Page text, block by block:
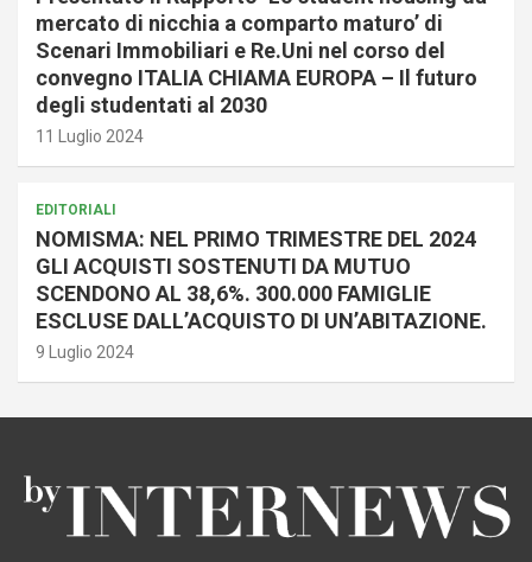
mercato di nicchia a comparto maturo’ di
Scenari Immobiliari e Re.Uni nel corso del
convegno ITALIA CHIAMA EUROPA – Il futuro
degli studentati al 2030
11 Luglio 2024
EDITORIALI
NOMISMA: NEL PRIMO TRIMESTRE DEL 2024
GLI ACQUISTI SOSTENUTI DA MUTUO
SCENDONO AL 38,6%. 300.000 FAMIGLIE
ESCLUSE DALL’ACQUISTO DI UN’ABITAZIONE.
9 Luglio 2024